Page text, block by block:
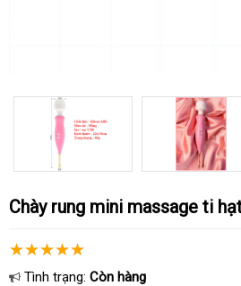
Chày rung mini massage ti
Tình trạng: Còn hàng